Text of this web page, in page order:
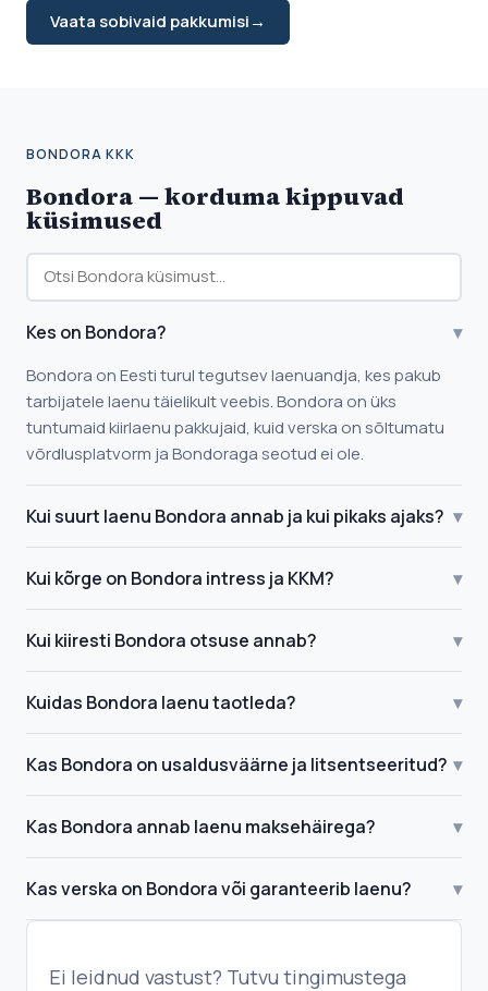
Vaata sobivaid pakkumisi→
BONDORA KKK
Bondora — korduma kippuvad
küsimused
Kes on Bondora? ▾
Bondora on Eesti turul tegutsev laenuandja, kes pakub
tarbijatele laenu täielikult veebis. Bondora on üks
tuntumaid kiirlaenu pakkujaid, kuid verska on sõltumatu
võrdlusplatvorm ja Bondoraga seotud ei ole.
Kui suurt laenu Bondora annab ja kui pikaks ajaks? ▾
Kui kõrge on Bondora intress ja KKM? ▾
Kui kiiresti Bondora otsuse annab? ▾
Kuidas Bondora laenu taotleda? ▾
Kas Bondora on usaldusväärne ja litsentseeritud? ▾
Kas Bondora annab laenu maksehäirega? ▾
Kas verska on Bondora või garanteerib laenu? ▾
Ei leidnud vastust? Tutvu tingimustega